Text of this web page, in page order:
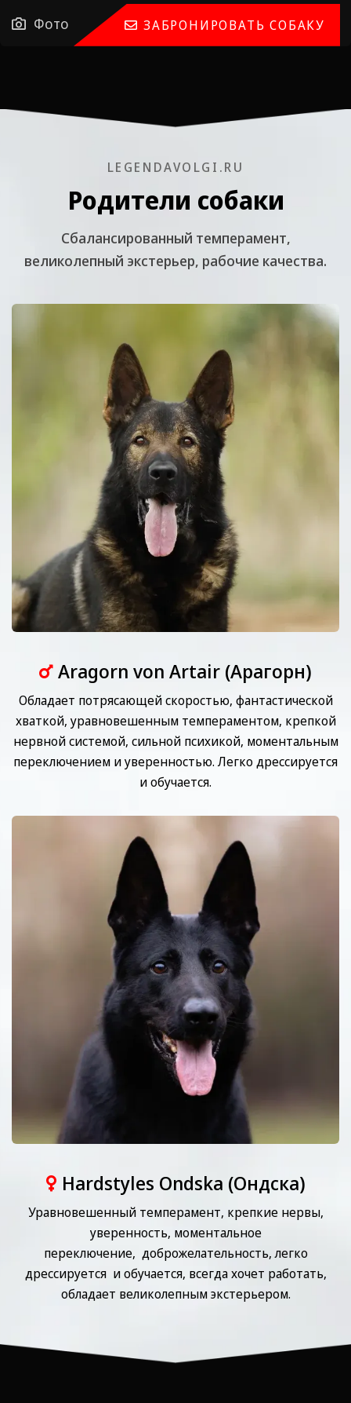
Фото ЗАБРОНИРОВАТЬ СОБАКУ
LEGENDAVOLGI.RU
Родители собаки
Cбалансированный темперамент,
великолепный экстерьер, рабочие качества.
Aragorn von Artair (Арагорн)
Обладает потрясающей скоростью, фантастической
хваткой, уравновешенным темпераментом, крепкой
нервной системой, сильной психикой, моментальным
переключением и уверенностью. Легко дрессируется
и обучается.
Hardstyles Ondska (Ондска)
Уравновешенный темперамент, ⁠крепкие нервы,
⁠уверенность, ⁠моментальное
переключение, ⁠доброжелательность, ⁠легко
дрессируется и обучается, ⁠всегда хочет работать,
⁠обладает великолепным экстерьером.